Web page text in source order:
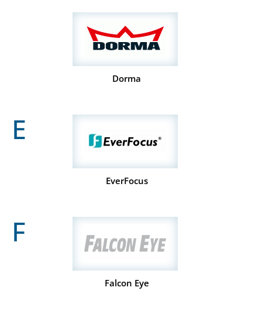
Dorma
E
EverFocus
F
Falcon Eye